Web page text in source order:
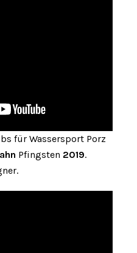
für Wassersport Porz
Pfingsten 2019.